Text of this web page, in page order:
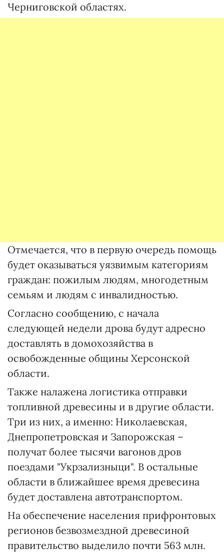
Черниговской областях.
Отмечается, что в первую очередь помощь
будет оказываться уязвимым категориям
граждан: пожилым людям, многодетным
семьям и людям с инвалидностью.
Согласно сообщению, с начала
следующей недели дрова будут адресно
доставлять в домохозяйства в
освобожденные общины Херсонской
области.
Также налажена логистика отправки
топливной древесины и в другие области.
Три из них, а именно: Николаевская,
Днепропетровская и Запорожская –
получат более тысячи вагонов дров
поездами "Укрзализныци". В остальные
области в ближайшее время древесина
будет доставлена автотранспортом.
На обеспечение населения прифронтовых
регионов безвозмездной древесиной
правительство выделило почти 563 млн.